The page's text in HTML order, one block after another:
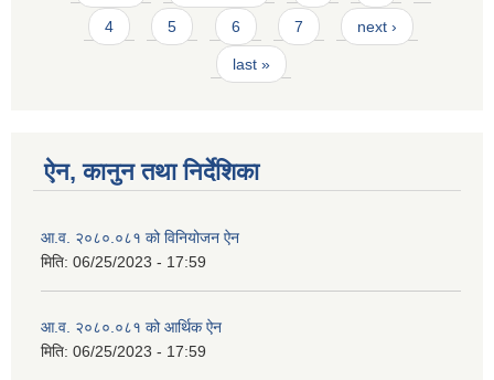
4 5 6 7 next ›
last »
ऐन, कानुन तथा निर्देशिका
आ.व. २०८०.०८१ को विनियोजन ऐन
मिति: 06/25/2023 - 17:59
आ.व. २०८०.०८१ को आर्थिक ऐन
मिति: 06/25/2023 - 17:59